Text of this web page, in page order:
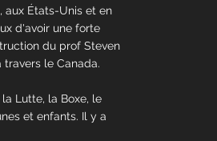
aux États-Unis et en
d'avoir une forte
du prof Steven
le Canada.
Lutte, la Boxe, le
et enfants. Il y a